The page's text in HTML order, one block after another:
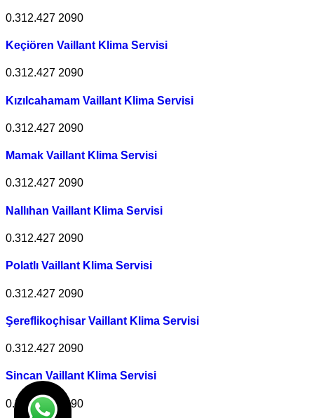
0.312.427 2090
Keçiören Vaillant Klima Servisi
0.312.427 2090
Kızılcahamam Vaillant Klima Servisi
0.312.427 2090
Mamak Vaillant Klima Servisi
0.312.427 2090
Nallıhan Vaillant Klima Servisi
0.312.427 2090
Polatlı Vaillant Klima Servisi
0.312.427 2090
Şereflikoçhisar Vaillant Klima Servisi
0.312.427 2090
Sincan Vaillant Klima Servisi
0.312.427 2090